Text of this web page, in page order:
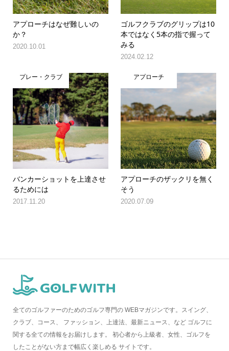
アプローチはなぜ難しいの
か？
2020.10.01
ゴルフクラブのグリップは10
本ではなく5本の指で握って
みる
2024.02.12
プレー・クラブ
バンカーショットを上達させ
るためには
2017.11.20
アプローチ
アプローチのザックリを無く
そう
2020.07.09
全てのゴルファーのためのゴルフ専門の WEBマガジンです。スイング、
クラブ、コース、 ファッション、上達法、最新ニュース、など ゴルフに
関する全ての情報をお届けします。 初心者から上級者、女性、ゴルフを
したことがない方まで幅広く楽しめる サイトです。